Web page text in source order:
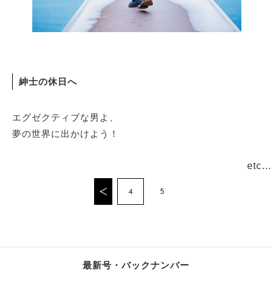
紳士の休日へ
エグゼクティブな男よ、
夢の世界に出かけよう！
etc…
4 5
最新号・バックナンバー